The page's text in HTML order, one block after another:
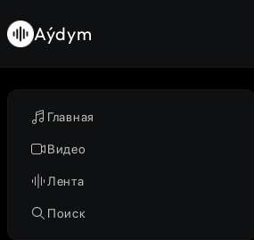
Главная
Видео
Лента
Поиск
Aýdym